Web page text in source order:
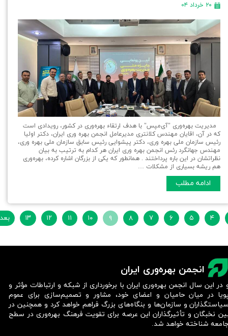
۲۰ خرداد ۰۴
مدیریت بهره‌وری "آی‌مپس" با هدف ارتقاء بهره‌وری در کشور، رویدادی است
که در آن، اقایان مهندس کلانتری مدیرعامل انجمن بهره وری ایران، دکتر اولیا
رئیس سازمان ملی بهره وری، دکتر پیشوایی رئیس سابق سازمان ملی بهره وری،
مهندس جهانگرد رئس انجمن بهره وری ایران هر کدام به ترتیب به بیان
نظراتشان در این باره پرداختند . همانطور که یکی از بزرگان اشاره کرده، بهره‌وری
هم ریشه بسیاری از مشکلات …
ادامه مطلب
۴ ۵ ۶ ۷ ۸ ۹ ۱۰ ۱۱ ۱۲ ۱۳
انجمن بهره‌وری ایران
در این سال انجمن بهره‌وری ایران با برخورداری از شبکه و ارتباطات مؤثر و
در میان حامیان و اعضای خود، مشاور و تصمیم‌سازی برای عموم
و سازمان‌ها و بنگاه‌های بزرگ فراهم خواهد کرد و همچنین در
نخبگان و تأثیرگذاران این عرصه برای تقویت فرهنگ بهره‌وری در سطح
شناخته خواهد شد.​​​​​​​